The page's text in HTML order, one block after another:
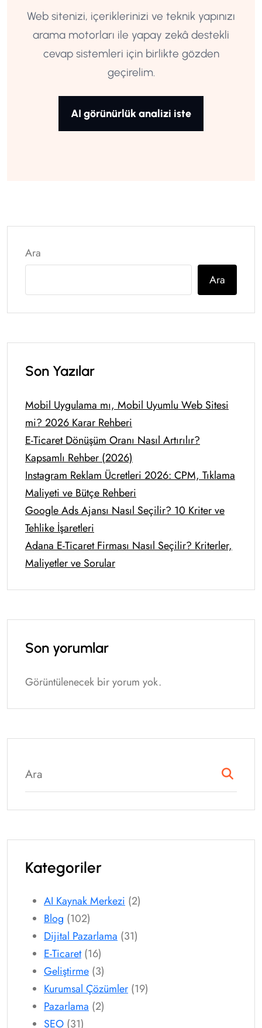
Web sitenizi, içeriklerinizi ve teknik yapınızı
arama motorları ile yapay zekâ destekli
cevap sistemleri için birlikte gözden
geçirelim.
AI görünürlük analizi iste
Ara
Ara
Son Yazılar
Mobil Uygulama mı, Mobil Uyumlu Web Sitesi
mi? 2026 Karar Rehberi
E-Ticaret Dönüşüm Oranı Nasıl Artırılır?
Kapsamlı Rehber (2026)
Instagram Reklam Ücretleri 2026: CPM, Tıklama
Maliyeti ve Bütçe Rehberi
Google Ads Ajansı Nasıl Seçilir? 10 Kriter ve
Tehlike İşaretleri
Adana E-Ticaret Firması Nasıl Seçilir? Kriterler,
Maliyetler ve Sorular
Son yorumlar
Görüntülenecek bir yorum yok.
Kategoriler
AI Kaynak Merkezi (2)
Blog (102)
Dijital Pazarlama (31)
E-Ticaret(16)
Geliştirme (3)
Kurumsal Çözümler (19)
Pazarlama (2)
SEO (31)